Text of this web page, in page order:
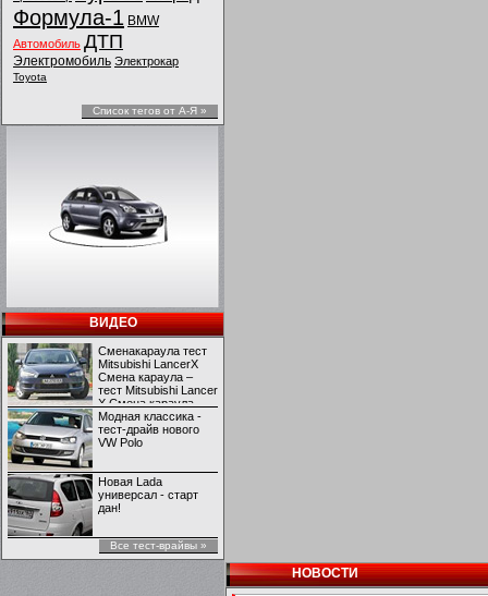
Формула-1 BMW
Автомобиль ДТП
Электромобиль Электрокар
Toyota
Список тегов от А-Я »
ВИДЕО
Сменакараула тест
Mitsubishi LancerX
Смена караула –
тест Mitsubishi Lancer
X Смена караула –
тест Mitsubishi Lancer
X
Модная классика -
тест-драйв нового
VW Polo
Новая Lada
универсал - старт
дан!
Все тест-врайвы »
НОВОСТИ